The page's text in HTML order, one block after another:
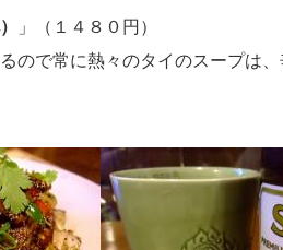
」（１４８０円）
ので常に熱々のタイのスープは